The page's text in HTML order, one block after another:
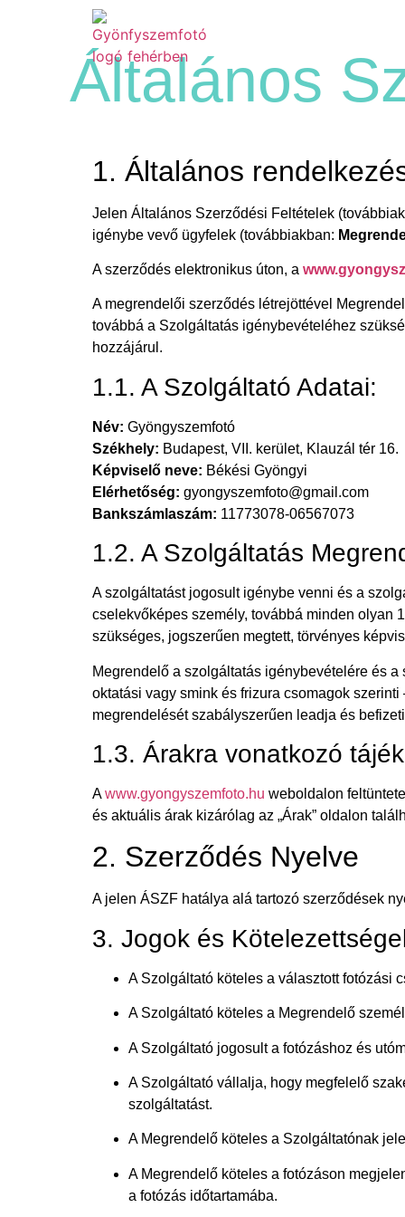
Általános
1. Általános
Jelen Általános Szerződési Feltételek
igénybe vevő ügyfelek (továbbiakban:
A szerződés elektronikus úton, a
A megrendelői szerződés létrejöttével
továbbá a Szolgáltatás igénybevételéhez
hozzájárul.
1.1. A Szolgáltató Adatai:
Név: Gyöngyszemfotó
Székhely: Budapest, VII. kerület, Klauzál tér 16.
Képviselő neve: Békési Gyöngyi
Elérhetőség: gyongyszemfoto@gmail.com
Bankszámlaszám: 11773078-06567073
1.2. A Szolgáltatás
A szolgáltatást jogosult igénybe venni és a
cselekvőképes személy, továbbá minden olyan
szükséges, jogszerűen megtett, törvényes
Megrendelő a szolgáltatás igénybevételére és
oktatási vagy smink és frizura csomagok
megrendelését szabályszerűen leadja és
1.3. Árakra vonatkozó
Awww.gyongyszemfoto.hu weboldalon
és aktuális árak kizárólag az „Árak” oldalon
2. Szerződés Nyelve
A jelen ÁSZF hatálya alá tartozó szerződések
3. Jogok és
A Szolgáltató köteles a választott fotózási
A Szolgáltató köteles a Megrendelő
A Szolgáltató jogosult a fotózáshoz és
A Szolgáltató vállalja, hogy megfelelő
szolgáltatást.
A Megrendelő köteles a Szolgáltatónak
A Megrendelő köteles a fotózáson
a fotózás időtartamába.